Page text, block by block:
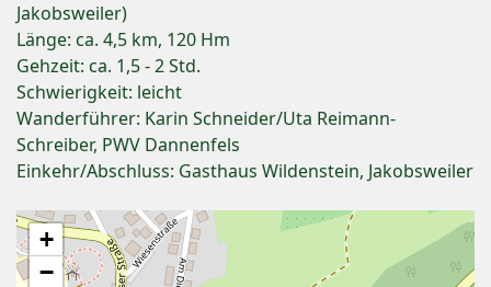
Jakobsweiler)
Länge: ca. 4,5 km, 120 Hm
Gehzeit: ca. 1,5 - 2 Std.
Schwierigkeit: leicht
Wanderführer: Karin Schneider/Uta Reimann-
Schreiber, PWV Dannenfels
Einkehr/Abschluss: Gasthaus Wildenstein, Jakobsweiler
+
−